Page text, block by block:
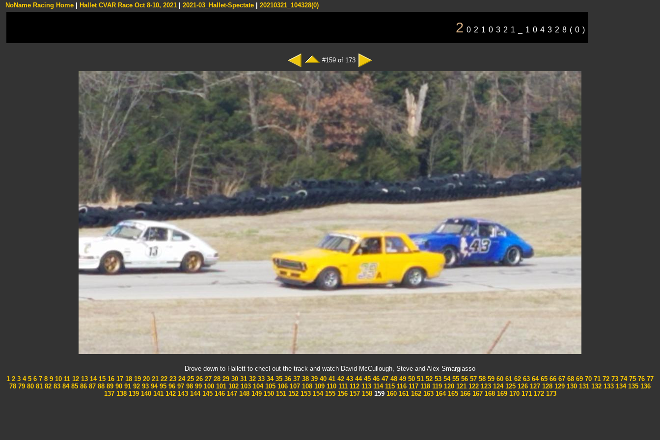
NoName Racing Home Hallet CVAR Race Oct 8-10, 2021 2021-03_Hallet-Spectate 20210321_104328(0)
2 0210321_104328(0)
#159 of 173
Drove down to Hallett to checl out the track and watch David McCullough, Steve and Alex Smargiasso
1 2 3 45 6 7 8 9 10 11 12 13 1415 16 17 18 19 20 21 22 23 2425 26 27 28 29 30 31 32 33 3435 36 37 38 39 40 41 42 43 4445 46 47 48 49 50 51 52 53 5455 56 57 58 59 60 61 62 63 6465 66 67 68 69 70 71 72 73 7475 76 77
78 79 80 81 82 83 8485 86 87 88 89 90 91 92 93 9495 96 97 98 99 100 101 102 103 104105 106 107 108 109 110 111 112 113 114115 116 117 118 119 120 121 122 123 124125 126 127 128 129 130 131 132 133 134135 136
137138139140141142143144145146147148149150151152153154155156157158159160161162163164165166167168169170171172173